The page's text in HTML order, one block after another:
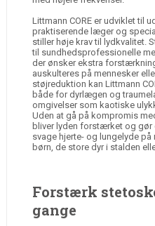
Littmann CORE er udviklet til
praktiserende læger og
stiller høje krav til lydkvalitet.
til sundhedsprofessionelle
der ønsker ekstra
auskulteres på mennesker
støjreduktion kan Littmann
både for dyrlægen og
omgivelser som kaotiske
Uden at gå på kompromis
bliver lyden forstærket og gør
svage hjerte- og lungelyde
børn, de store dyr i stalden
Forstærk
gange